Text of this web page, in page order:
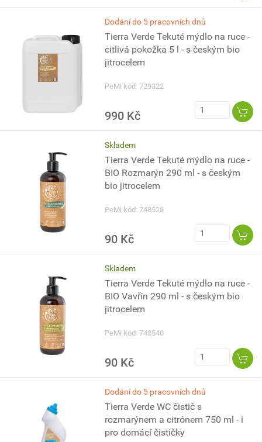
Dodání do 5 pracovních dnů
Tierra Verde Tekuté mýdlo na ruce -
citlivá pokožka 5 l - s českým bio
jitrocelem
PeMi kód: 729322
990 Kč
Skladem
Tierra Verde Tekuté mýdlo na ruce -
BIO Rozmarýn 290 ml - s českým
bio jitrocelem
PeMi kód: 748528
90 Kč
Skladem
Tierra Verde Tekuté mýdlo na ruce -
BIO Vavřín 290 ml - s českým bio
jitrocelem
PeMi kód: 748540
90 Kč
Dodání do 5 pracovních dnů
Tierra Verde WC čistič s
rozmarýnem a citrónem 750 ml - i
pro domácí čističky